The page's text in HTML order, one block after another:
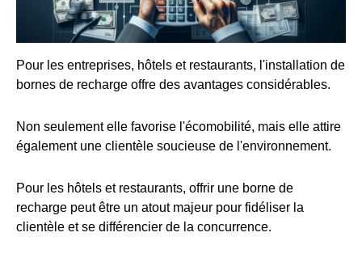
Pour les entreprises, hôtels et restaurants, l'installation de
bornes de recharge offre des avantages considérables.
Non seulement elle favorise l'écomobilité, mais elle attire
également une clientèle soucieuse de l'environnement.
Pour les hôtels et restaurants, offrir une borne de
recharge peut être un atout majeur pour fidéliser la
clientèle et se différencier de la concurrence.